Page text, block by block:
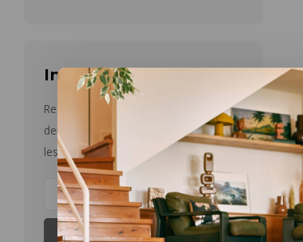
Infolettre
Restez informé par courriel des
dernières nouvelles et des offres sur
les produits
S'abonner